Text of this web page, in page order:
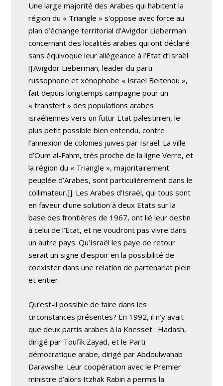
Une large majorité des Arabes qui habitent la
région du « Triangle » s’oppose avec force au
plan d’échange territorial d’Avigdor Lieberman
concernant des localités arabes qui ont déclaré
sans équivoque leur allégeance à l’Etat d’Israël
[[Avigdor Lieberman, leader du parti
russophone et xénophobe « Israel Beitenou »,
fait depuis longtemps campagne pour un
« transfert » des populations arabes
israéliennes vers un futur Etat palestinien, le
plus petit possible bien entendu, contre
l’annexion de colonies juives par Israël. La ville
d’Oum al-Fahm, très proche de la ligne Verre, et
la région du « Triangle », majoritairement
peuplée d’Arabes, sont particulièrement dans le
collimateur.]]. Les Arabes d’Israël, qui tous sont
en faveur d’une solution à deux Etats sur la
base des frontières de 1967, ont lié leur destin
à celui de l’Etat, et ne voudront pas vivre dans
un autre pays. Qu’Israël les paye de retour
serait un signe d’espoir en la possibilité de
coexister dans une relation de partenariat plein
et entier.
Qu’est-il possible de faire dans les
circonstances présentes? En 1992, il n’y avait
que deux partis arabes à la Knesset : Hadash,
dirigé par Toufik Zayad, et le Parti
démocratique arabe, dirigé par Abdoulwahab
Darawshe. Leur coopération avec le Premier
ministre d’alors Itzhak Rabin a permis la